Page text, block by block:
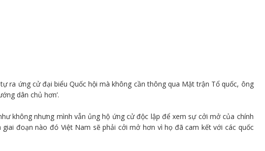
ra ứng cử đại biểu Quốc hội mà không cần thông qua Mặt trận Tổ quốc, ông
dân chủ hơn’.
không nhưng mình vẫn ủng hộ ứng cử độc lập để xem sự cởi mở của chính
đoạn nào đó Việt Nam sẽ phải cởi mở hơn vì họ đã cam kết với các quốc